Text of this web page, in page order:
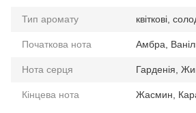
Тип аромату квіткові,
Початкова нота Амбра,
Нота серця Гарденія,
Кінцева нота Жасмин,